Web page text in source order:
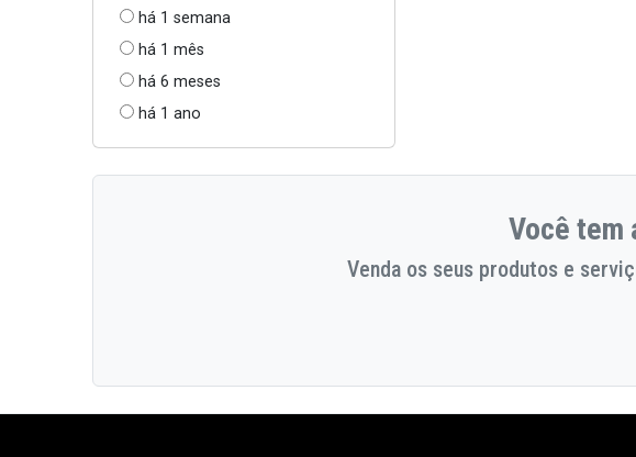
há 1 semana
há 1 mês
há 6 meses
há 1 ano
Você tem
Venda os seus produtos e